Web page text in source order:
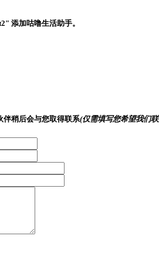
" 添加咕噜生活助手。
伴稍后会与您取得联系(仅需填写您希望我们